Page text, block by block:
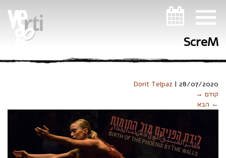
ScreM
Dorit Telpaz | 28/07/2020
קודם →
← הבא